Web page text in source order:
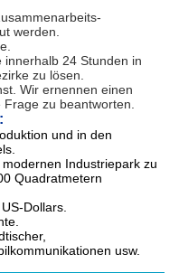
werden.
24 Stunden in
zu lösen.
Wir ernennen einen
zu beantworten.
und in den
Industriepark zu
Quadratmetern
Dollars.
usw.